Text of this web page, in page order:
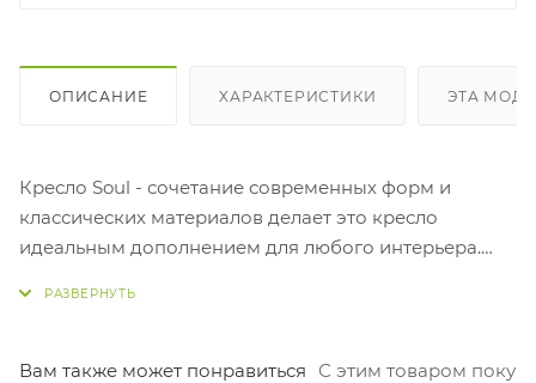
ОПИСАНИЕ ХАРАКТЕРИСТИКИ ЭТА
Кресло Soul - сочетание современных форм и
классических материалов делает это кресло
идеальным дополнением для любого интерьера.
дизайна и натуральной красоты.
Вам также может понравиться С этим товаром